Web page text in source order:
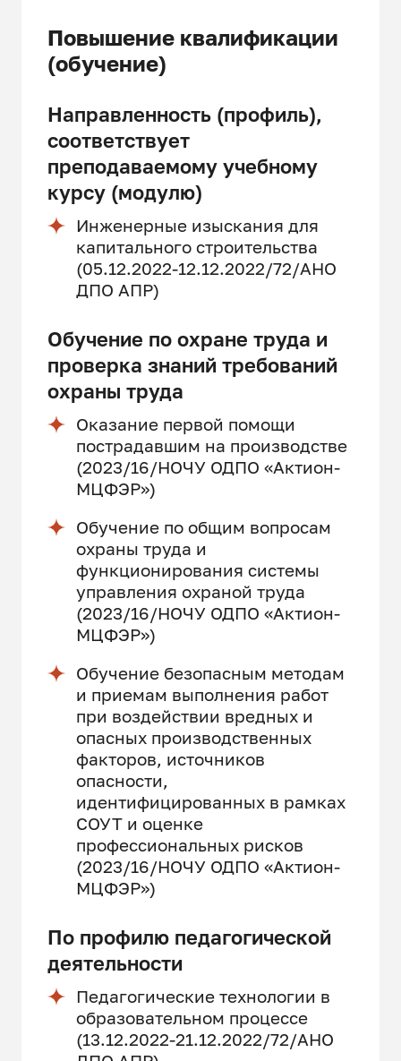
Повышение квалификации
(обучение)
Направленность (профиль),
соответствует
преподаваемому учебному
курсу (модулю)
Инженерные изыскания для
капитального строительства
(05.12.2022-12.12.2022/72/АНО
ДПО АПР)
Обучение по охране труда и
проверка знаний требований
охраны труда
Оказание первой помощи
пострадавшим на производстве
(2023/16/НОЧУ ОДПО «Актион-
МЦФЭР»)
Обучение по общим вопросам
охраны труда и
функционирования системы
управления охраной труда
(2023/16/НОЧУ ОДПО «Актион-
МЦФЭР»)
Обучение безопасным методам
и приемам выполнения работ
при воздействии вредных и
опасных производственных
факторов, источников
опасности,
идентифицированных в рамках
СОУТ и оценке
профессиональных рисков
(2023/16/НОЧУ ОДПО «Актион-
МЦФЭР»)
По профилю педагогической
деятельности
Педагогические технологии в
образовательном процессе
(13.12.2022-21.12.2022/72/АНО